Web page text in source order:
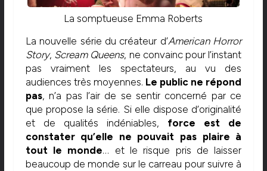
La somptueuse Emma Roberts
La nouvelle série du créateur d’American Horror
Story, Scream Queens, ne convainc pour l’instant
pas vraiment les spectateurs, au vu des
audiences très moyennes. Le public ne répond
pas, n’a pas l’air de se sentir concerné par ce
que propose la série. Si elle dispose d’originalité
et de qualités indéniables, force est de
constater qu’elle ne pouvait pas plaire à
tout le monde… et le risque pris de laisser
beaucoup de monde sur le carreau pour suivre à